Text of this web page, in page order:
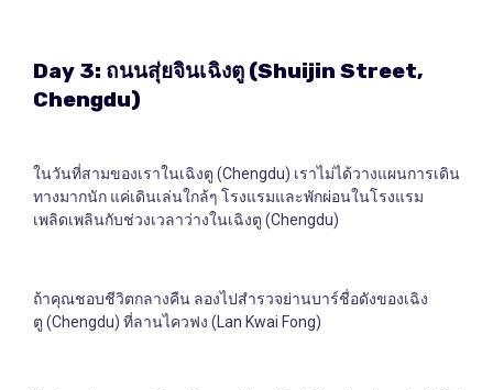
Day 3: ถนนสุ่ยจินเฉิงตู (Shuijin Street,
Chengdu)
ในวันที่สามของเราในเฉิงตู (Chengdu) เราไม่ได้วางแผนการเดิน
ทางมากนัก แค่เดินเล่นใกล้ๆ โรงแรมและพักผ่อนในโรงแรม
เพลิดเพลินกับช่วงเวลาว่างในเฉิงตู (Chengdu)
ถ้าคุณชอบชีวิตกลางคืน ลองไปสำรวจย่านบาร์ชื่อดังของเฉิง
ตู (Chengdu) ที่ลานไควฟง (Lan Kwai Fong)